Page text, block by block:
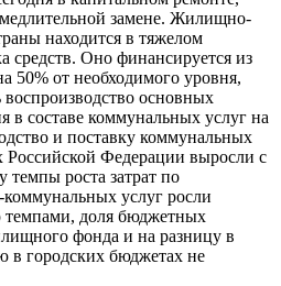
замене. Жилищно-
находится в тяжелом
средств. Оно финансируется из
50% от необходимого уровня,
основных
в составе коммунальных услуг на
и поставку коммунальных
Российской Федерации выросли с
темпы роста затрат по
услуг росли
доля бюджетных
фонда и на разницу в
в городских бюджетах не